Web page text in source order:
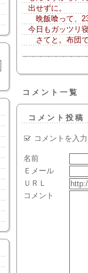
出せずに。
晩飯喰って、
今日もガッツリ
さてと。布団
コメント一覧
コメント投稿
コメントを入
名前
Ｅメール
ＵＲＬ
コメント